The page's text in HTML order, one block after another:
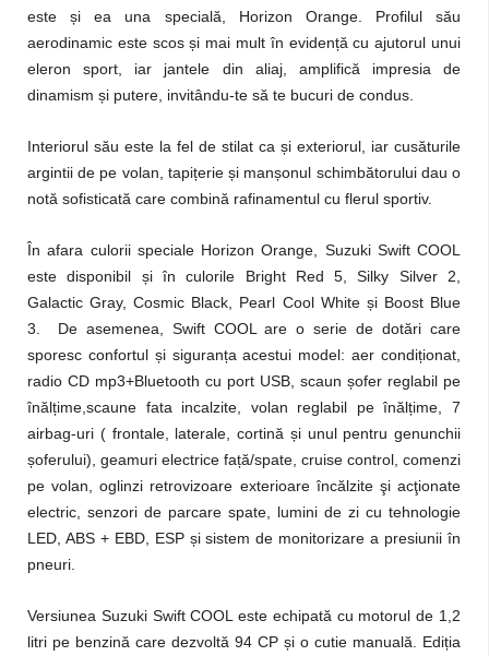
este și ea una specială, Horizon Orange. Profilul său
aerodinamic este scos și mai mult în evidență cu ajutorul unui
eleron sport, iar jantele din aliaj, amplifică impresia de
dinamism și putere, invitându-te să te bucuri de condus.
Interiorul său este la fel de stilat ca și exteriorul, iar cusăturile
argintii de pe volan, tapițerie și manșonul schimbătorului dau o
notă sofisticată care combină rafinamentul cu flerul sportiv.
În afara culorii speciale Horizon Orange, Suzuki Swift COOL
este disponibil și în culorile Bright Red 5, Silky Silver 2,
Galactic Gray, Cosmic Black, Pearl Cool White și Boost Blue
3. De asemenea, Swift COOL are o serie de dotări care
sporesc confortul și siguranța acestui model: aer condiționat,
radio CD mp3+Bluetooth cu port USB, scaun șofer reglabil pe
înălțime,scaune fata incalzite, volan reglabil pe înălțime, 7
airbag-uri ( frontale, laterale, cortină și unul pentru genunchii
șoferului), geamuri electrice față/spate, cruise control, comenzi
pe volan, oglinzi retrovizoare exterioare încălzite şi acţionate
electric, senzori de parcare spate, lumini de zi cu tehnologie
LED, ABS + EBD, ESP și sistem de monitorizare a presiunii în
pneuri.
Versiunea Suzuki Swift COOL este echipată cu motorul de 1,2
litri pe benzină care dezvoltă 94 CP și o cutie manuală. Ediția